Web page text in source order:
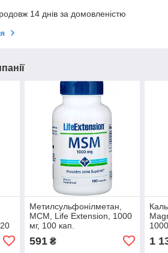
14 днів за домовленістю
Метилсульфонілметан,
МСМ, Life Extension, 1000
мг, 100 кап.
591₴ 1